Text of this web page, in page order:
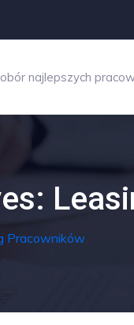
najlepszych
Pracowników